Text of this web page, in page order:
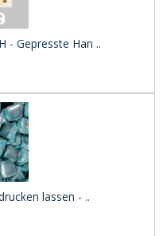
- Gepresste Han ..
lassen - ..